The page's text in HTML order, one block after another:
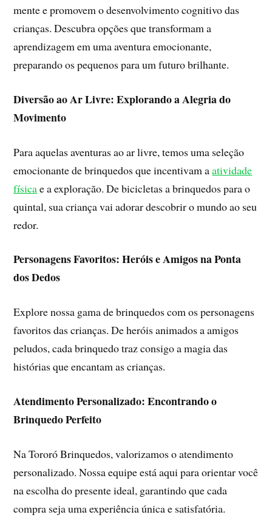
mente e promovem o desenvolvimento cognitivo das
crianças. Descubra opções que transformam a
aprendizagem em uma aventura emocionante,
preparando os pequenos para um futuro brilhante.
Diversão ao Ar Livre: Explorando a Alegria do
Movimento
Para aquelas aventuras ao ar livre, temos uma seleção
emocionante de brinquedos que incentivam aatividade
físicae a exploração. De bicicletas a brinquedos para o
quintal, sua criança vai adorar descobrir o mundo ao seu
redor.
Personagens Favoritos: Heróis e Amigos na Ponta
dos Dedos
Explore nossa gama de brinquedos com os personagens
favoritos das crianças. De heróis animados a amigos
peludos, cada brinquedo traz consigo a magia das
histórias que encantam as crianças.
Atendimento Personalizado: Encontrando o
Brinquedo Perfeito
Na Tororó Brinquedos, valorizamos o atendimento
personalizado. Nossa equipe está aqui para orientar você
na escolha do presente ideal, garantindo que cada
compra seja uma experiência única e satisfatória.